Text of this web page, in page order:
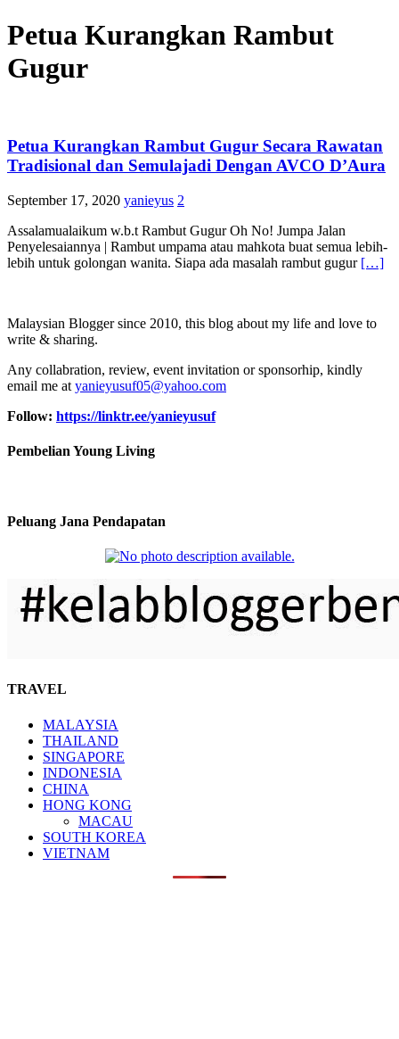
Petua Kurangkan Rambut
Gugur
Petua Kurangkan Rambut Gugur Secara Rawatan
Tradisional dan Semulajadi Dengan AVCO D’Aura
September 17, 2020 yanieyus 2
Assalamualaikum w.b.t Rambut Gugur Oh No! Jumpa Jalan
Penyelesaiannya | Rambut umpama atau mahkota buat semua lebih-
lebih untuk golongan wanita. Siapa ada masalah rambut gugur […]
Malaysian Blogger since 2010, this blog about my life and love to
write & sharing.
Any collabration, review, event invitation or sponsorhip, kindly
email me at yanieyusuf05@yahoo.com
Follow: https://linktr.ee/yanieyusuf
Pembelian Young Living
Peluang Jana Pendapatan
TRAVEL
MALAYSIA
THAILAND
SINGAPORE
INDONESIA
CHINA
HONG KONG
MACAU
SOUTH KOREA
VIETNAM